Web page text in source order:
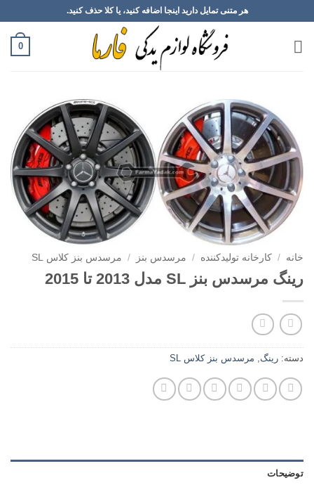
to
content
هر متنی تمایل دارید اینجا اضافه کنید، یا کلا حذف کنید.
0
خانه / کارخانه تولیدکننده / مرسدس بنز / مرسدس بنز کلاس SL
رینگ مرسدس بنز SL مدل 2013 تا 2015
دسته: رینگ مرسدس بنز کلاس SL
توضیحات